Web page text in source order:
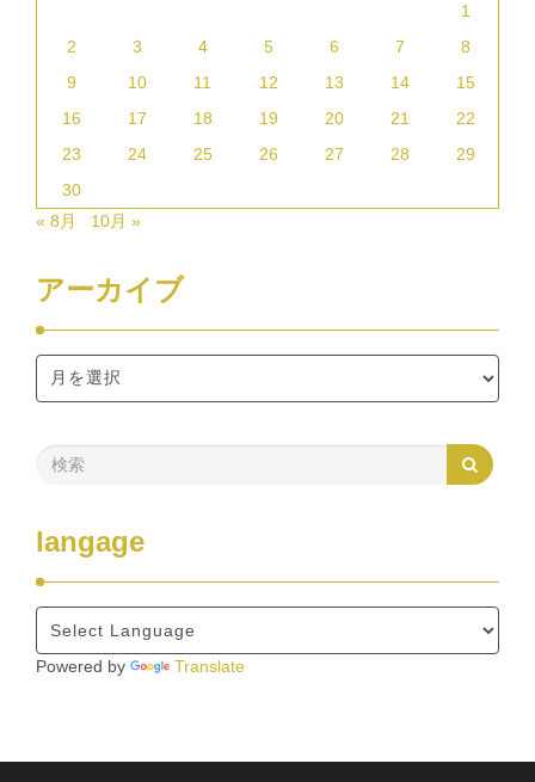
1
2
3 4 5 6 7
8
9
10 11 12 13 14
15
16
17 18 19 20 21
22
23
24 25 26 27 28
29
30
« 8月
10月 »
アーカイブ
langage
Powered by Translate